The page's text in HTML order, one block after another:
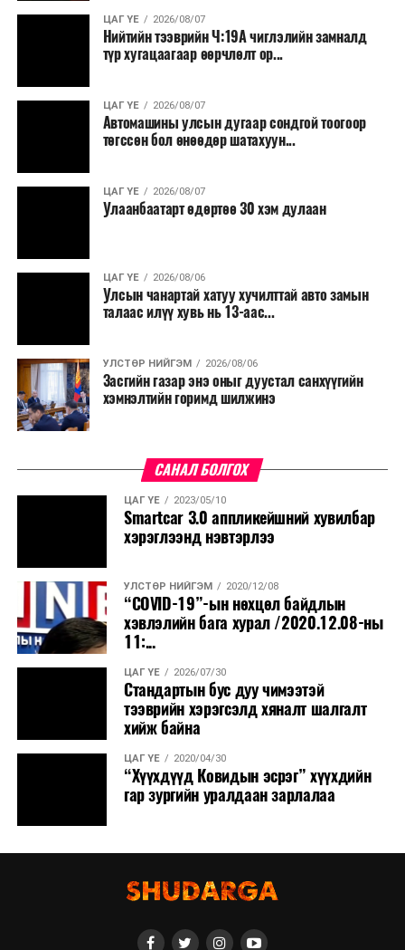
ЦАГ ҮЕ 2026/08/07
Нийтийн тээврийн Ч:19А чиглэлийн замналд
түр хугацаагаар өөрчлөлт ор...
ЦАГ ҮЕ 2026/08/07
Автомашины улсын дугаар сондгой тоогоор
төгссөн бол өнөөдөр шатахуун...
ЦАГ ҮЕ 2026/08/07
Улаанбаатарт өдөртөө 30 хэм дулаан
ЦАГ ҮЕ 2026/08/06
Улсын чанартай хатуу хучилттай авто замын
талаас илүү хувь нь 13-аас...
УЛСТӨР НИЙГЭМ 2026/08/06
Засгийн газар энэ оныг дуустал санхүүгийн
хэмнэлтийн горимд шилжинэ
САНАЛ БОЛГОХ
ЦАГ ҮЕ 2023/05/10
Smartcar 3.0 аппликейшний хувилбар
хэрэглээнд нэвтэрлээ
УЛСТӨР НИЙГЭМ 2020/12/08
“COVID-19”-ын нөхцөл байдлын
хэвлэлийн бага хурал /2020.12.08-ны
11:...
ЦАГ ҮЕ 2026/07/30
Стандартын бус дуу чимээтэй
тээврийн хэрэгсэлд хяналт шалгалт
хийж байна
ЦАГ ҮЕ 2020/04/30
“Хүүхдүүд Ковидын эсрэг” хүүхдийн
гар зургийн уралдаан зарлалаа